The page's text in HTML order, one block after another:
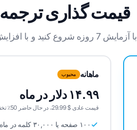
قیمت گذاری ترجمه PDF سواحیلی
با آزمایش 7 روزه شروع کنید و با افزایش نیازهای ترجمه خود ارتقا دهید.
ماهانه محبوب
۱۴.۹۹ دلار در ماه
قیمت عادی $ 29.99، در حال حاضر 50٪ تخفیف
۱۰۰ صفحه یا ۳۰,۰۰۰ کلمه در ماه